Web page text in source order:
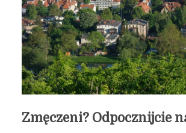
Oliwa i spacer nad
21 maja 2026
4 min
Autor:Kamil Sulewski
Zmęczeni? Odpocznijcie